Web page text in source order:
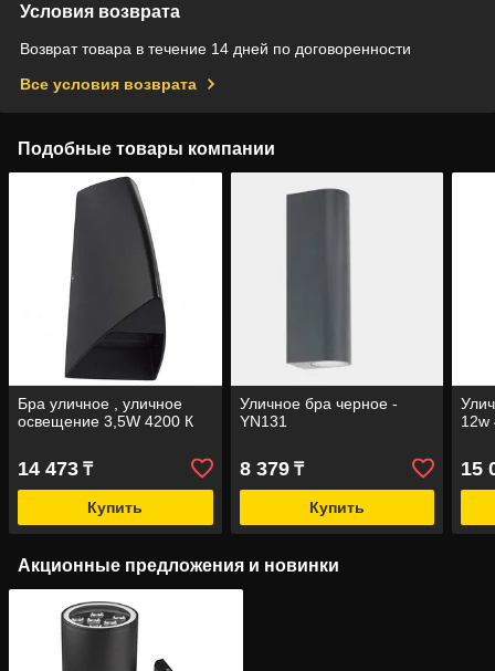
Условия возврата
Возврат товара в течение 14 дней по договоренности
Все условия возврата
Подобные товары компании
Бра уличное , уличное
освещение 3,5W 4200 К
14 473 ₸
Купить
Уличное бра черное -
YN131
8 379₸
Купить
12w
15
Акционные предложения и новинки